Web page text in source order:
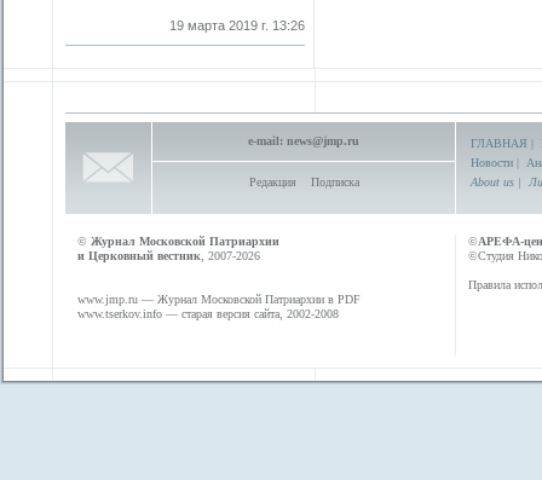
19 марта 2019 г. 13:26
e-mail: news@jmp.ru
Редакция Подписка
ГЛАВНАЯ |
Новости |
About us |
© Журнал Московской Патриархии
и Церковный вестник , 2007-2026
www.jmp.ru — Журнал Московской Патриархии в PDF
www.tserkov.info — старая версия сайта, 2002-2008
©АРЕФА-
©Студия
Правила